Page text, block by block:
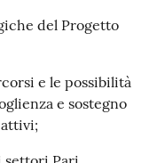
del Progetto
e le possibilità
e sostegno